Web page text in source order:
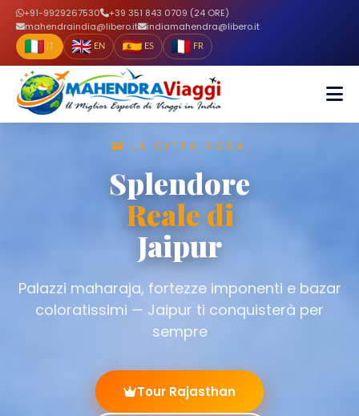
+91-9929267530
+39 351 843 0709 (24 ORE)
mahendraindia@libero.it
indiamahendra@libero.it
IT EN ES FR
🏰 LA CITTÀ ROSA
Splendore
Reale di
Jaipur
Palazzi maharaja, fortezze imponenti e bazar
coloratissimi — Jaipur ti conquisterà per
sempre
Tour Rajasthan